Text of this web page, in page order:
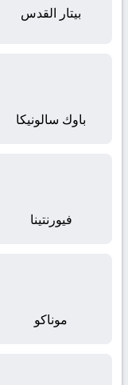
بيتار القدس
باوك سالونيكا
فيورنتينا
موناكو